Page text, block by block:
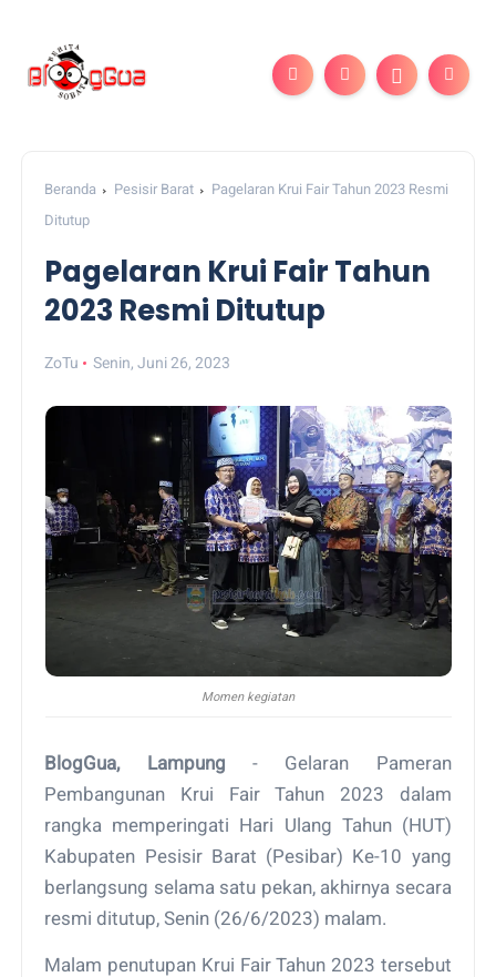
Beranda Pesisir Barat
Pagelaran Krui Fair Tahun 2023 Resmi
Ditutup
Pagelaran Krui Fair Tahun
2023 Resmi Ditutup
ZoTu Senin, Juni 26, 2023
Momen kegiatan
BlogGua, Lampung - Gelaran Pameran
Pembangunan Krui Fair Tahun 2023 dalam
rangka memperingati Hari Ulang Tahun (HUT)
Kabupaten Pesisir Barat (Pesibar) Ke-10 yang
berlangsung selama satu pekan, akhirnya secara
resmi ditutup, Senin (26/6/2023) malam.
Malam penutupan Krui Fair Tahun 2023 tersebut